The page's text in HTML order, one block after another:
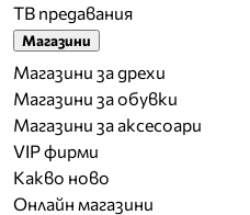
ТВ предавания
Магазини
Магазини за дрехи
Магазини за обувки
Магазини за aксесоари
VIP фирми
Какво ново
Онлайн магазини